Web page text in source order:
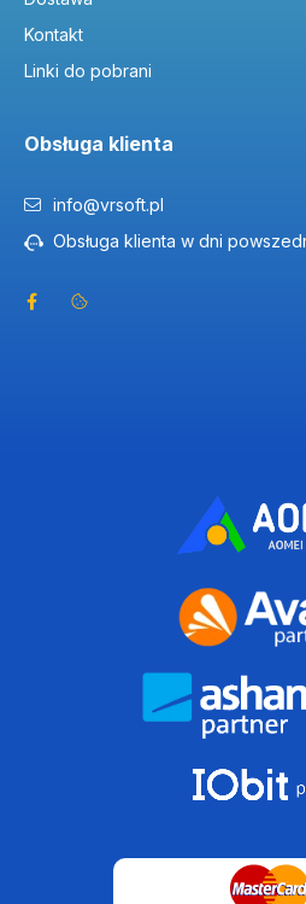
Kontakt
Linki do pobrani
Obsługa klienta
info@vrsoft.pl
Obsługa klienta w dni